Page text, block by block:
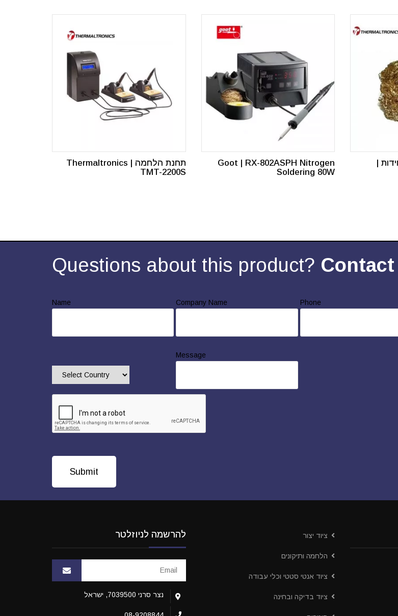
של 10 יחידות |
Goot | RX-802ASPH Nitrogen
Soldering 80W
תחנת הלחמה Thermaltronics |
TMT-2200S
Questions about this product? Contact
Name Company Name Phone
Message
ציוד יצור
הלחמה ותיקונים
ציוד אנטי סטטי וכלי עבודה
ציוד בדיקה ובחינה
להרשמה לניוזלטר
נצר סרני 7039500, ישראל